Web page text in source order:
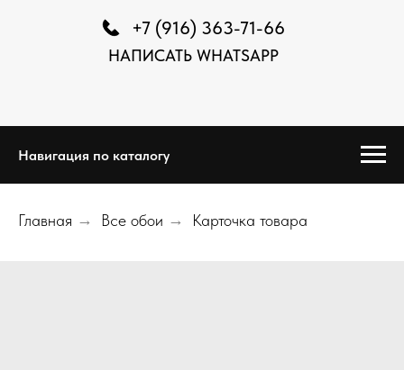
+7 (916) 363-71-66
НАПИСАТЬ WHATSAPP
Навигация по каталогу
Главная → Все обои → Карточка товара